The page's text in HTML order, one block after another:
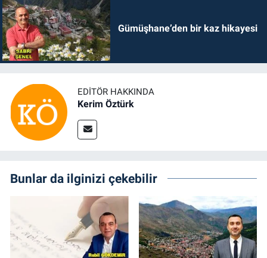
Gümüşhane’den bir kaz hikayesi
EDITÖR HAKKINDA
Kerim Öztürk
Bunlar da ilginizi çekebilir